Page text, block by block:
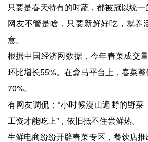
只要是春天特有的时蔬，都被冠以统一
网友不管是啥，只要新鲜好吃，就养
意。
根据中国经济网数据，今年春菜成交量
环比增长55%。在盒马平台上，春菜
70%。
有网友调侃：“小时候漫山遍野的野菜
工资才能吃上”，依旧抵不住尝鲜热。
生鲜电商纷纷开辟春菜专区，餐饮店